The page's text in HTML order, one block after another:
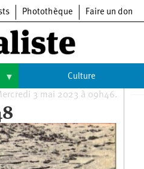
Photothèque Faire un don
Culture
Culture
Arts
Cinéma
3 mai 2023 à 09h46.